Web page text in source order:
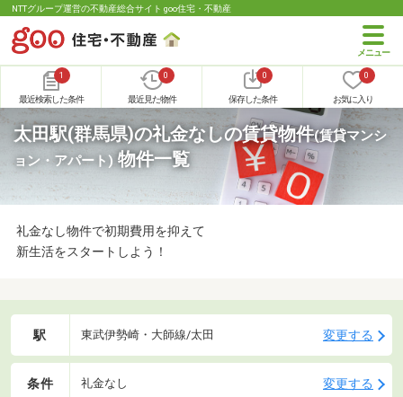
NTTグループ運営の不動産総合サイト goo住宅・不動産
1
最近検索した条件
0
最近見た物件
0
保存した条件
0
お気に入り
太田駅(群馬県)の礼金なしの賃貸物件(賃貸マンシ
ョン・アパート) 物件一覧
礼金なし物件で初期費用を抑えて
新生活をスタートしよう！
駅 東武伊勢崎・大師線/太田 変更する
条件 礼金なし 変更する